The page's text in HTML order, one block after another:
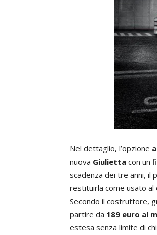
Nel dettaglio, l’opzione
nuova Giulietta con un
scadenza dei tre anni, il
restituirla come usato al
Secondo il costruttore,
partire da 189 euro al
estesa senza limite di